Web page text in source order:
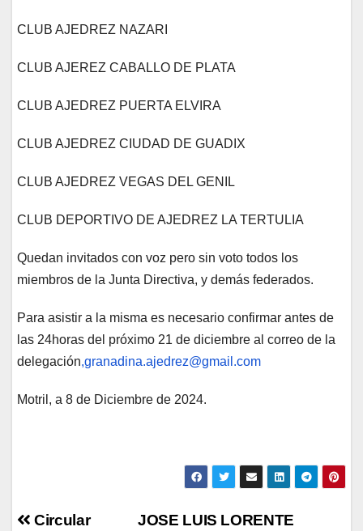
CLUB AJEDREZ NAZARI
CLUB AJEREZ CABALLO DE PLATA
CLUB AJEDREZ PUERTA ELVIRA
CLUB AJEDREZ CIUDAD DE GUADIX
CLUB AJEDREZ VEGAS DEL GENIL
CLUB DEPORTIVO DE AJEDREZ LA TERTULIA
Quedan invitados con voz pero sin voto todos los
miembros de la Junta Directiva, y demás federados.
Para asistir a la misma es necesario confirmar antes de
las 24horas del próximo 21 de diciembre al correo de la
delegación,granadina.ajedrez@gmail.com
Motril, a 8 de Diciembre de 2024.
JOSE LUIS LORENTE
Circular